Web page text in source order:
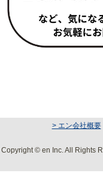
> エン会社概要
Copyright © en Inc. All Rights